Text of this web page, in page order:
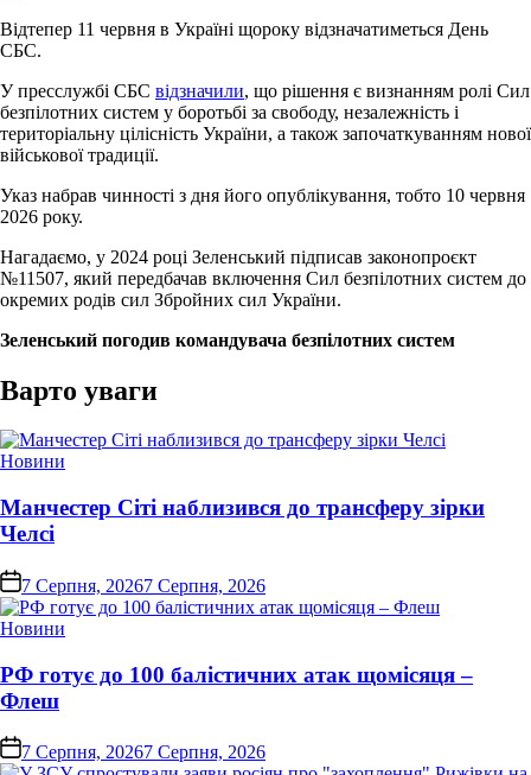
Відтепер 11 червня в Україні щороку відзначатиметься День
СБС.
У пресслужбі СБС відзначили, що рішення є визнанням ролі Сил
безпілотних систем у боротьбі за свободу, незалежність і
територіальну цілісність України, а також започаткуванням нової
військової традиції.
Указ набрав чинності з дня його опублікування, тобто 10 червня
2026 року.
Нагадаємо, у 2024 році Зеленський підписав законопроєкт
№11507, який передбачав включення Сил безпілотних систем до
окремих родів сил Збройних сил України.
Зеленський погодив командувача безпілотних систем
Варто уваги
Опублікувати
Новини
Манчестер Сіті наблизився до трансферу зірки
Челсі
on 7 Серпня, 20267 Серпня, 2026
Опублікувати
Новини
РФ готує до 100 балістичних атак щомісяця –
Флеш
on 7 Серпня, 20267 Серпня, 2026